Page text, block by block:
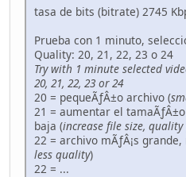
tasa de bits (bitrate) 2745
Prueba con 1 minuto,
Quality: 20, 21, 22, 23 o 24
Try with 1 minute selected
20, 21, 22, 23 or 24
20 = pequeÃƒÂ±o archivo (
21 = aumentar el
baja (increase file size, quality
22 = archivo mÃƒÂ¡s
less quality)
22 = ...